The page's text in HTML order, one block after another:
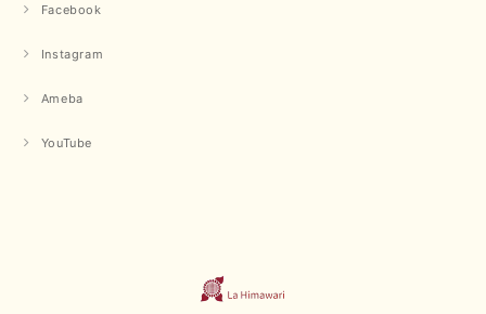
Facebook
Instagram
Ameba
YouTube